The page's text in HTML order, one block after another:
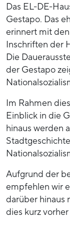
Das EL-DE-
Gestapo. Das
erinnert mit
Inschriften der
Die
der Gestapo
Im Rahmen
Einblick in die
hinaus werden
Aufgrund der
empfehlen wir
darüber hinaus
dies kurz